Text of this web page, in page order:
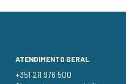
ATENDIMENTO GERAL
+351 211 976 500